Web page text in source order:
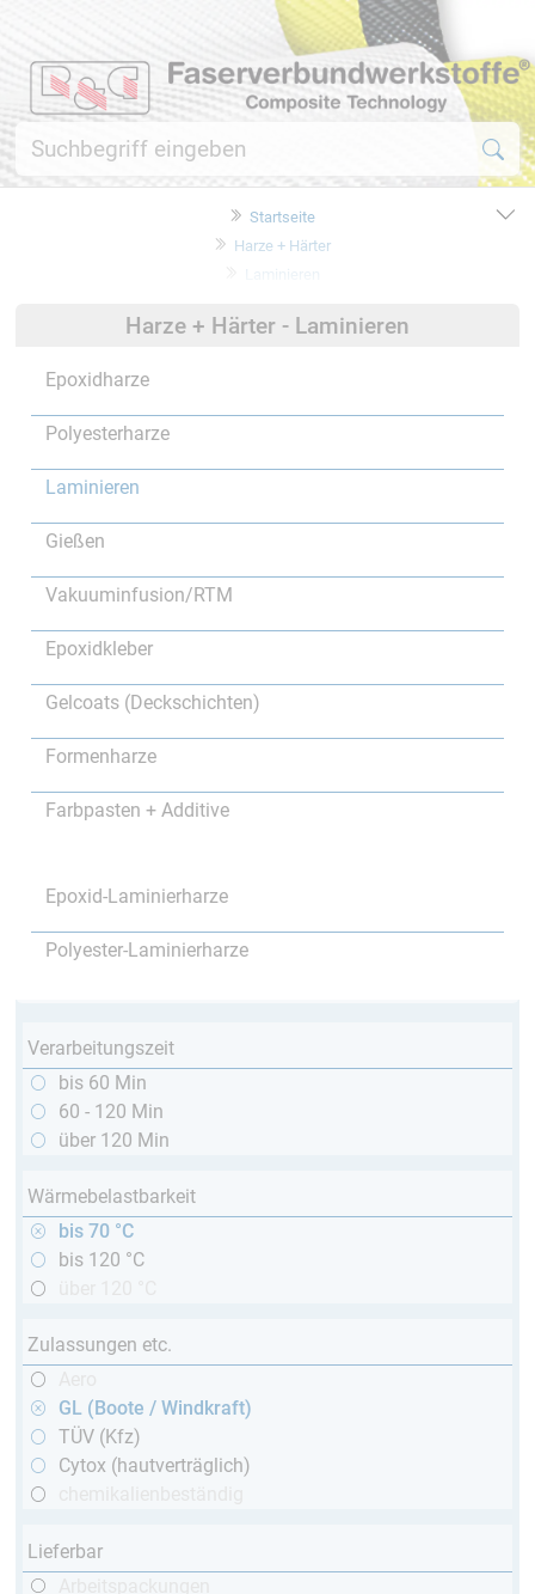
Startseite
Harze + Härter
Harze + Härter - Laminieren
Epoxidharze
Polyesterharze
Laminieren
Gießen
Vakuuminfusion/RTM
Epoxidkleber
Gelcoats (Deckschichten)
Formenharze
Farbpasten + Additive
Epoxid-Laminierharze
Polyester-Laminierharze
Verarbeitungszeit
bis 60 Min
60 - 120 Min
über 120 Min
Wärmebelastbarkeit
bis 70 °C
bis 120 °C
Zulassungen etc.
GL (Boote / Windkraft)
TÜV (Kfz)
Cytox (hautverträglich)
Lieferbar